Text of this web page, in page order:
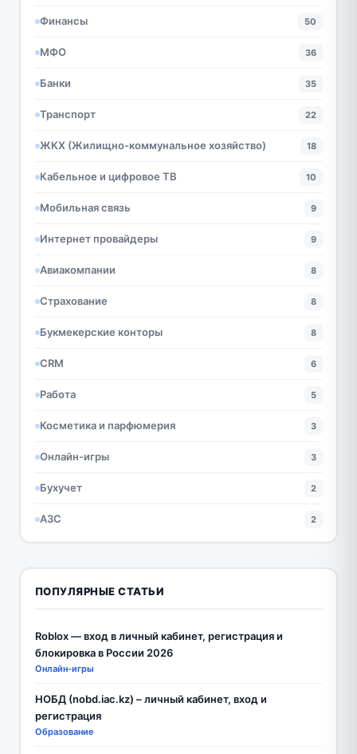
Финансы 50
МФО 36
Банки 35
Транспорт 22
ЖКХ (Жилищно-коммунальное хозяйство) 18
Кабельное и цифровое ТВ 10
Мобильная связь 9
Интернет провайдеры 9
Авиакомпании 8
Страхование 8
Букмекерские конторы 8
CRM 6
Работа 5
Косметика и парфюмерия 3
Онлайн-игры 3
Бухучет 2
АЗС 2
ПОПУЛЯРНЫЕ СТАТЬИ
Roblox — вход в личный кабинет, регистрация и
блокировка в России 2026
Онлайн-игры
НОБД (nobd.iac.kz) – личный кабинет, вход и
регистрация
Образование